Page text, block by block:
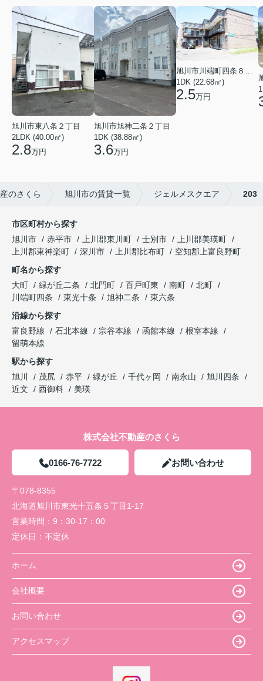
旭川市東八条２丁目
2LDK (40.00㎡)
2.8万円
旭川市旭神二条２丁目
1DK (38.88㎡)
3.6万円
旭川市川端町四条８丁目
1DK (22.68㎡)
2.5万円
のさくら 旭川市の賃貸一覧 ジェルメスクエア 203
市区町村から探す
旭川市
赤平市 上川郡東川町 士別市
上川郡美瑛町
上川郡東神楽町
深川市 上川郡比布町
空知郡上富良野町
町名から探す
大町
緑が丘二条 北門町 百戸町東 南町
北町
川端町四条
東光十条 旭神二条
東六条
沿線から探す
富良野線
石北本線 宗谷本線 函館本線
根室本線
留萌本線
駅から探す
旭川
茂尻 赤平 緑が丘 千代ヶ岡 南永山
旭川四条
近文
西御料 美瑛
株式会社不動産のさくら
0166-76-7722 お問い合わせ
〒078-8355
北海道旭川市東光十五条５丁目1-17
営業時間： 9：30-17：00
定休日： 不定休
ホーム
会社概要
お問い合わせ
アクセスマップ